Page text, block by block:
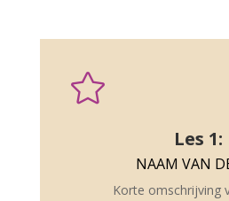

Les 1:
NAAM VAN
Korte omschrijving